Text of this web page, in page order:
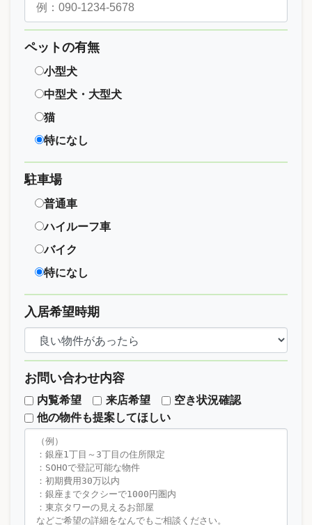
ペットの有無
小型犬
中型犬・大型犬
猫
特になし
駐車場
普通車
ハイルーフ車
バイク
特になし
入居希望時期
お問い合わせ内容
内覧希望 来店希望
空き状況確認
他の物件も提案してほしい